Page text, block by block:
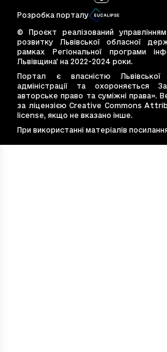
Розробка порталу
© Проєкт реалізований
розвитку Львівської обласної
рамках Регіональної програми
Львівщина' на 2022-2024 роки.
Портал є власністю Львівської
адміністрації та охороняється
авторське право та суміжні права».
за ліцензією Creative Commons
license, якщо не вказано інше.
При використанні матеріалів